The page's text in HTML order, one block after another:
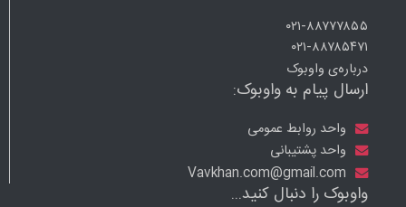
۰۲۱-۸۸۷۷۷۸۵۵
۰۲۱-۸۸۷۸۵۴۷۱
درباره‌ی واوبوک
ارسال پیام به واوبوک:
واحد روابط عمومی
واحد پشتیبانی
واوبوک را دنبال کنید...